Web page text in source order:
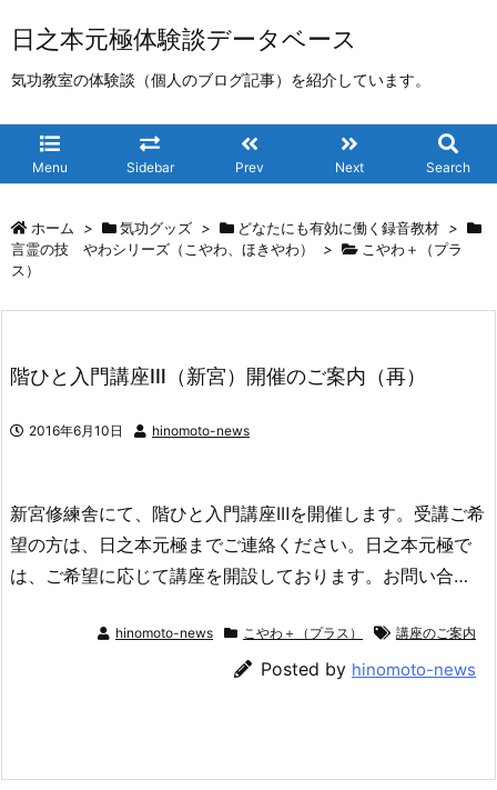
日之本元極体験談データベース
気功教室の体験談（個人のブログ記事）を紹介しています。
Menu Sidebar Prev Next Search
ホーム > 気功グッズ > どなたにも有効に働く録音教材 >
言霊の技 やわシリーズ（こやわ、ほきやわ）
>
こやわ＋（プラ
ス）
階ひと入門講座ⅠⅡ（新宮）開催のご案内（再）
2016年6月10日 hinomoto-news
新宮修練舎にて、階ひと入門講座ⅠⅡを開催します。受講ご希
望の方は、日之本元極までご連絡ください。日之本元極で
は、ご希望に応じて講座を開設しております。お問い合…
hinomoto-news こやわ＋（プラス） 講座のご案内
Posted by hinomoto-news